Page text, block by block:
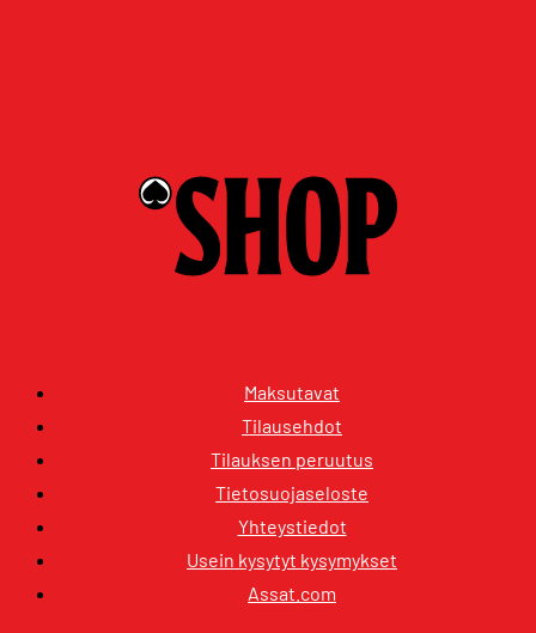
Maksutavat
Tilausehdot
Tilauksen peruutus
Tietosuojaseloste
Yhteystiedot
Usein kysytyt kysymykset
Assat.com